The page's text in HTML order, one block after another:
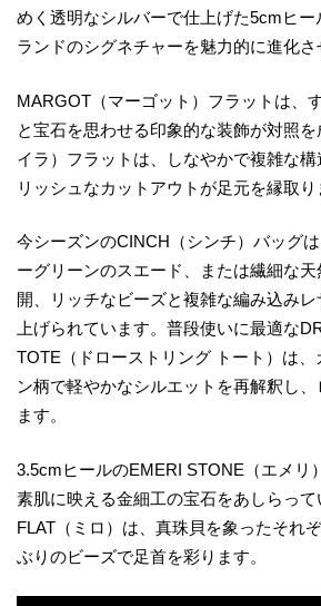
めく透明なシルバーで仕上げた5cmヒ
ランドのシグネチャーを魅力的に進化さ
MARGOT（マーゴット）フラットは、
と宝石を思わせる印象的な装飾が対照
イラ）フラットは、しなやかで複雑な
リッシュなカットアウトが足元を縁取り
今シーズンのCINCH（シンチ）バッグ
ーグリーンのスエード、または繊細な
開、リッチなビーズと複雑な編み込み
上げられています。普段使いに最適な
TOTE（ドローストリング トート）は、
ン柄で軽やかなシルエットを再解釈し
ます。
3.5cmヒールのEMERI STONE（エメリ
素肌に映える金細工の宝石をあしらっ
FLAT（ミロ）は、真珠貝を象ったそれ
ぶりのビーズで足首を彩ります。